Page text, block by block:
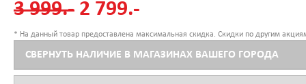
3 999.- 2 799.-
* На данный товар предоставлена максимальная скидка. Скидки по другим
СВЕРНУТЬ НАЛИЧИЕ В МАГАЗИНАХ ВАШЕГО ГОРОДА